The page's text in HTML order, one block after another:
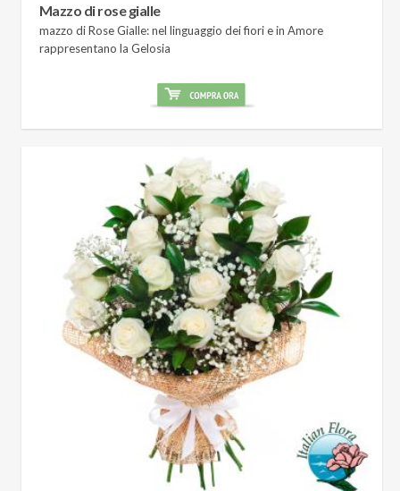
Mazzo di rose gialle
mazzo di Rose Gialle: nel linguaggio dei fiori e in Amore
rappresentano la Gelosia